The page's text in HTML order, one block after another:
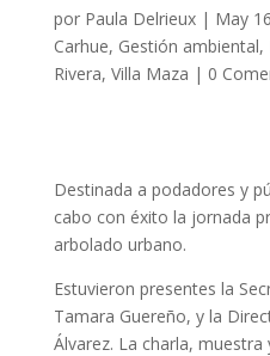
por Paula Delrieux| May
Carhue, Gestión ambiental,
Rivera, Villa Maza | 0
Destinada a podadores y
cabo con éxito la jornada
arbolado urbano.
Estuvieron presentes la
Tamara Guereño, y la
Álvarez. La charla, muestra